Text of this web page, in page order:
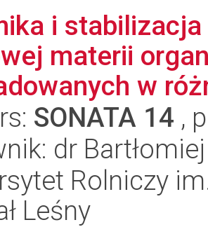
i
materii
w
SONATA 14 ,
dr
Rolniczy
Leśny